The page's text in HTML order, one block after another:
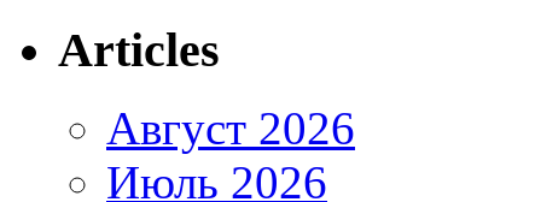
Articles
Август 2026
Июль 2026